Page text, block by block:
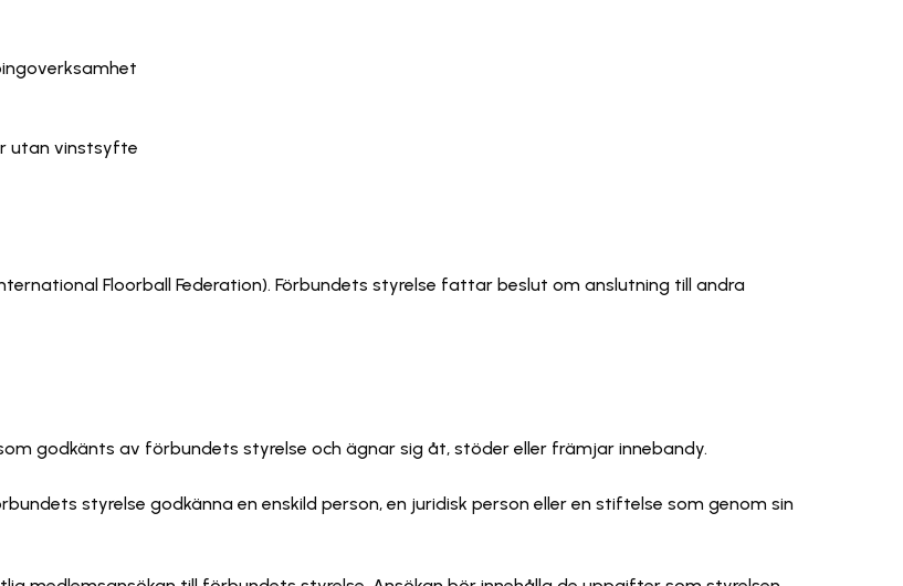
utan vinstsyfte
Floorball Federation). Förbundets styrelse fattar beslut om anslutning till andra
godkänts av förbundets styrelse och ägnar sig åt, stöder eller främjar innebandy.
styrelse godkänna en enskild person, en juridisk person eller en stiftelse som genom sin